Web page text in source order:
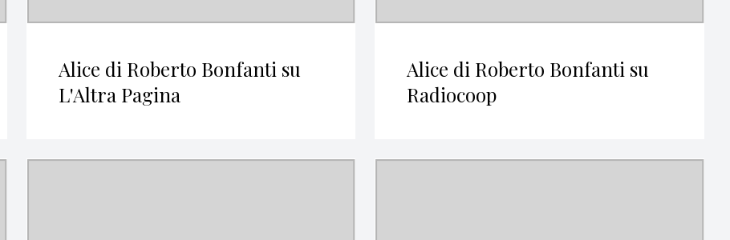
Alice di Roberto Bonfanti su
L'Altra Pagina
Alice di Roberto Bonfanti su
Radiocoop